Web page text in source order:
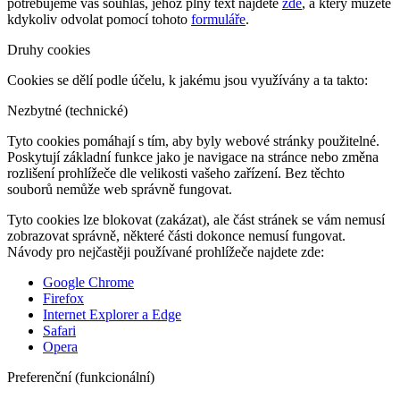
potřebujeme váš souhlas, jehož plný text najdete zde, a který můžete
kdykoliv odvolat pomocí tohoto formuláře.
Druhy cookies
Cookies se dělí podle účelu, k jakému jsou využívány a ta takto:
Nezbytné (technické)
Tyto cookies pomáhají s tím, aby byly webové stránky použitelné.
Poskytují základní funkce jako je navigace na stránce nebo změna
rozlišení prohlížeče dle velikosti vašeho zařízení. Bez těchto
souborů nemůže web správně fungovat.
Tyto cookies lze blokovat (zakázat), ale část stránek se vám nemusí
zobrazovat správně, některé části dokonce nemusí fungovat.
Návody pro nejčastěji používané prohlížeče najdete zde:
Google Chrome
Firefox
Internet Explorer a Edge
Safari
Opera
Preferenční (funkcionální)